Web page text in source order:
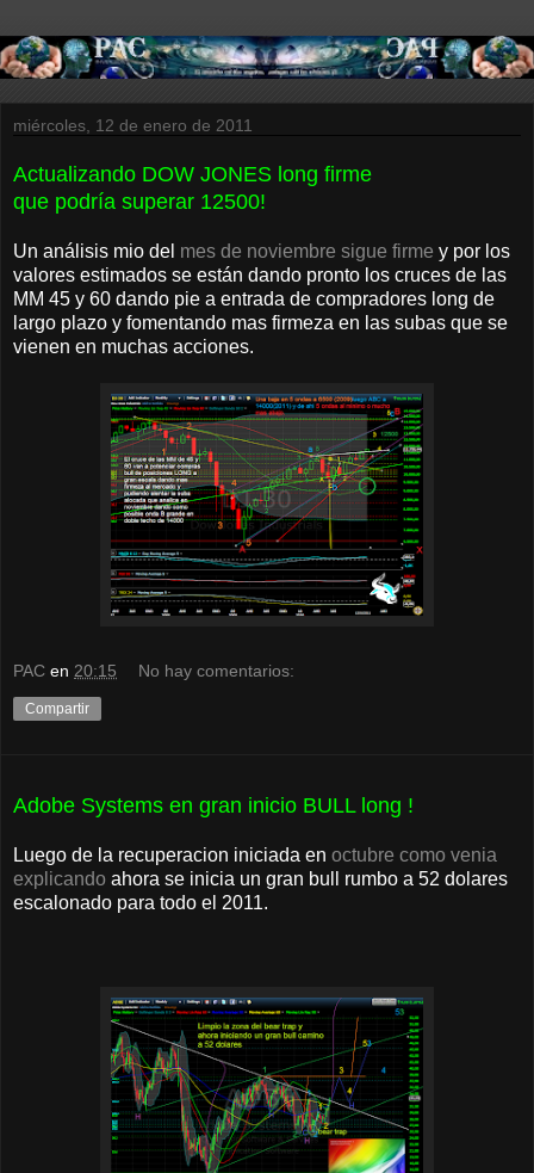
miércoles, 12 de enero de 2011
Actualizando DOW JONES long firme
que podría superar 12500!
Un análisis mio del mes de noviembre sigue firme y por los
valores estimados se están dando pronto los cruces de las
MM 45 y 60 dando pie a entrada de compradores long de
largo plazo y fomentando mas firmeza en las subas que se
vienen en muchas acciones.
PAC en 20:15 No hay comentarios:
Compartir
Adobe Systems en gran inicio BULL long !
Luego de la recuperacion iniciada en octubre como venia
explicando ahora se inicia un gran bull rumbo a 52 dolares
escalonado para todo el 2011.